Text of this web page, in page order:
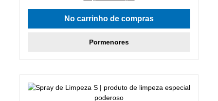
No carrinho de compras
Pormenores